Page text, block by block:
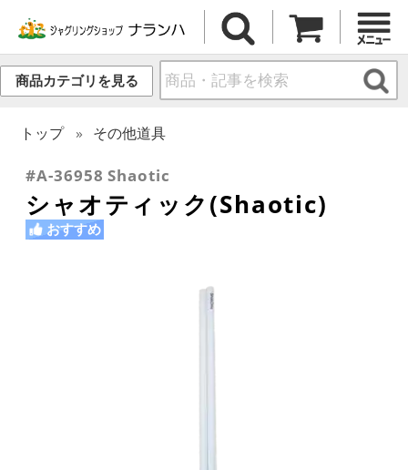
商品カテゴリを見る
トップ その他道具
#A-36958 Shaotic
シャオティック(Shaotic)
おすすめ